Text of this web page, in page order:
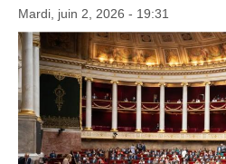
Mardi, juin 2, 2026 - 19:31